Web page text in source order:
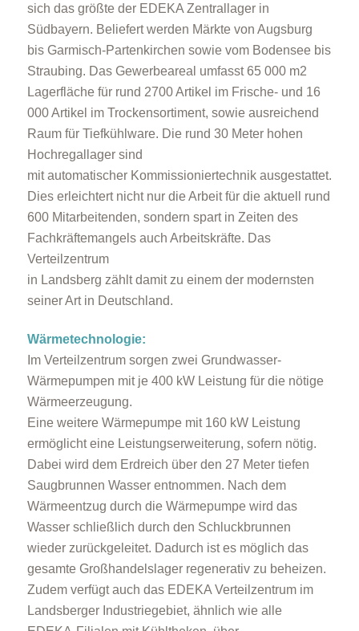
sich das größte der EDEKA Zentrallager in
Südbayern. Beliefert werden Märkte von Augsburg
bis Garmisch-Partenkirchen sowie vom Bodensee bis
Straubing. Das Gewerbeareal umfasst 65 000 m2
Lagerfläche für rund 2700 Artikel im Frische- und 16
000 Artikel im Trockensortiment, sowie ausreichend
Raum für Tiefkühlware. Die rund 30 Meter hohen
Hochregallager sind
mit automatischer Kommissioniertechnik ausgestattet.
Dies erleichtert nicht nur die Arbeit für die aktuell rund
600 Mitarbeitenden, sondern spart in Zeiten des
Fachkräftemangels auch Arbeitskräfte. Das
Verteilzentrum
in Landsberg zählt damit zu einem der modernsten
seiner Art in Deutschland.
Wärmetechnologie:
Im Verteilzentrum sorgen zwei Grundwasser-
Wärmepumpen mit je 400 kW Leistung für die nötige
Wärmeerzeugung.
Eine weitere Wärmepumpe mit 160 kW Leistung
ermöglicht eine Leistungserweiterung, sofern nötig.
Dabei wird dem Erdreich über den 27 Meter tiefen
Saugbrunnen Wasser entnommen. Nach dem
Wärmeentzug durch die Wärmepumpe wird das
Wasser schließlich durch den Schluckbrunnen
wieder zurückgeleitet. Dadurch ist es möglich das
gesamte Großhandelslager regenerativ zu beheizen.
Zudem verfügt auch das EDEKA Verteilzentrum im
Landsberger Industriegebiet, ähnlich wie alle